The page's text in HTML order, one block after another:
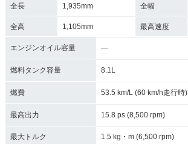
全長 1,935mm 全幅
全高 1,105mm 最高速度
エンジンオイル容量 ―
燃料タンク容量 8.1L
燃費 53.5 km/L (60 km/h走行時)
最高出力 15.8 ps (8,500 rpm)
最大トルク 1.5 kg・m (6,500 rpm)